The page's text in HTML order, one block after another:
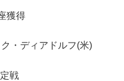
獲得
・ディアドルフ(米)
戦